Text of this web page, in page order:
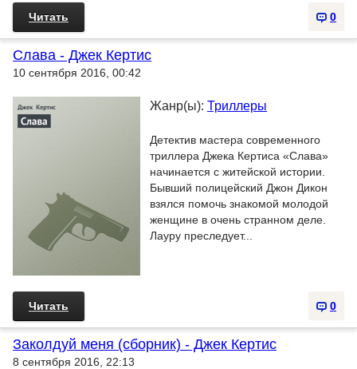
0
Читать
Слава - Джек Кертис
10 сентября 2016, 00:42
Жанр(ы): Триллеры
Детектив мастера современного
триллера Джека Кертиса «Слава»
начинается с житейской истории.
Бывший полицейский Джон Дикон
взялся помочь знакомой молодой
женщине в очень странном деле.
Лауру преследует...
0
Читать
Заколдуй меня (сборник) - Джек Кертис
8 сентября 2016, 22:13